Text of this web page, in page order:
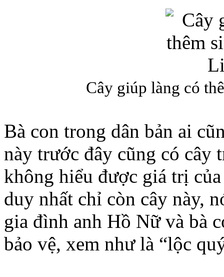
Cây giúp làng có
Bà con trong dân bản ai
này trước đây cũng có cây
không hiểu được giá trị
duy nhất chỉ còn cây này,
gia đình anh Hồ Nữ và bà
bảo vệ, xem như là “lộc